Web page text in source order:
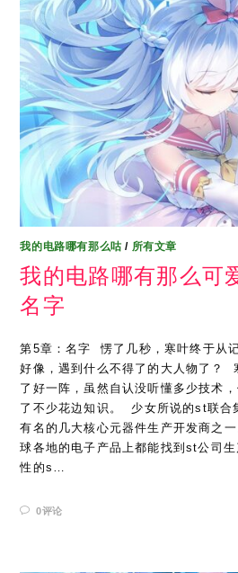
我的电路哪有那么咕 / 所有文章
我的电路哪有那么可
名字
第5章：名字 ​ 愣了几秒，寒叶终于
好像，遇到什么不得了的大人物了？
了好一阵，虽然自认没听懂多少技术
了不少花边知识。 ​ 少女所说的st联合
有名的几大核心元器件生产开发商之
球各地的电子产品上都能找到st公司
性的s…
0评论